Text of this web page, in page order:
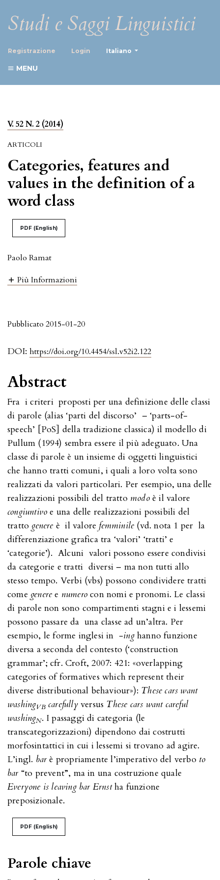
Studi e Saggi Linguistici
Registrazione Login Italiano
MENU
V. 52 N. 2 (2014)
ARTICOLI
Categories, features and
values in the definition of a
word class
PDF (English)
Paolo Ramat
Più Informazioni
DOI: https://doi.org/10.4454/ssl.v52i2.122
Pubblicato 2015-01-20
Parole chiave
Abstract
Fra i criteri proposti per una definizione delle classi
di parole (alias ‘parti del discorso’ – ‘parts-of-
speech’ [PoS] della tradizione classica) il modello di
Pullum (1994) sembra essere il più adeguato. Una
classe di parole è un insieme di oggetti linguistici
che hanno tratti comuni, i quali a loro volta sono
realizzati da valori particolari. Per esempio, una delle
realizzazioni possibili del tratto modoè il valore
congiuntivo e una delle realizzazioni possibili del
tratto genere è il valore femminile (vd. nota 1 per la
differenziazione grafica tra ‘valori’ ‘tratti’ e
‘categorie’). Alcuni valori possono essere condivisi
da categorie e tratti diversi – ma non tutti allo
stesso tempo. Verbi (vbs) possono condividere tratti
come genere e numerocon nomi e pronomi. Le classi
di parole non sono compartimenti stagni e i lessemi
possono passare da una classe ad un’altra. Per
esempio, le forme inglesi in -inghanno funzione
diversa a seconda del contesto (‘construction
grammar’; cfr. Croft, 2007: 421: «overlapping
categories of formatives which represent their
diverse distributional behaviour»): These cars want
washingVBcarefullyversus These cars want careful
washingN. I passaggi di categoria (le
transcategorizzazioni) dipendono dai costrutti
morfosintattici in cui i lessemi si trovano ad agire.
L’ingl. barè propriamente l’imperativo del verbo to
bar“to prevent”, ma in una costruzione quale
Everyone is leaving bar Ernstha funzione
preposizionale.
PDF (English)